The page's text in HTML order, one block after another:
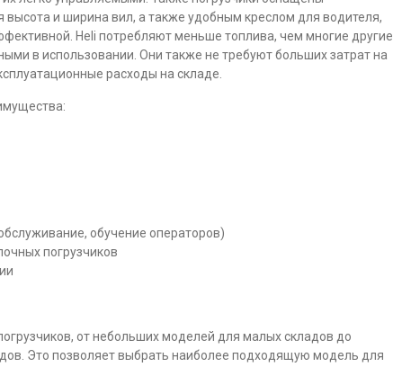
и ширина вил, а также удобным креслом для водителя,
Heli потребляют меньше топлива, чем многие другие
в использовании. Они также не требуют больших затрат на
расходы на складе.
обучение операторов)
погрузчиков
от небольших моделей для малых складов до
Это позволяет выбрать наиболее подходящую модель для